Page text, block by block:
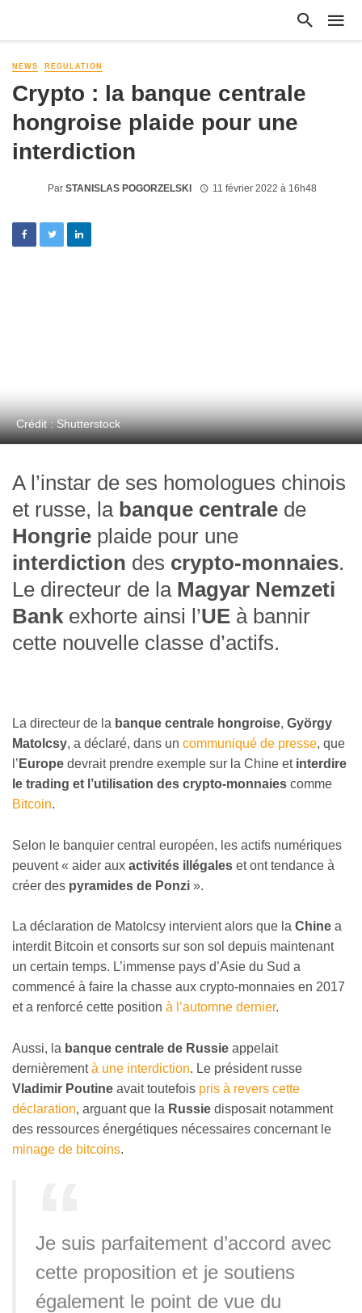
NEWS REGULATION
Crypto : la banque centrale
hongroise plaide pour une
interdiction
Par STANISLAS POGORZELSKI 11 février 2022 à 16h48
Crédit : Shutterstock
A l’instar de ses homologues chinois
et russe, labanque centrale de
Hongrie plaide pour une
interdiction des crypto-monnaies.
Le directeur de la Magyar Nemzeti
Bank exhorte ainsi l’UE à bannir
cette nouvelle classe d’actifs.
La directeur de la banque centrale hongroise, György
Matolcsy, a déclaré, dans un communiqué de presse, que
l’ Europe devrait prendre exemple sur la Chine et interdire
le trading et l’utilisation des crypto-monnaies comme
Bitcoin.
Selon le banquier central européen, les actifs numériques
peuvent « aider aux activités illégales et ont tendance à
créer des pyramides de Ponzi ».
La déclaration de Matolcsy intervient alors que la Chine a
interdit Bitcoin et consorts sur son sol depuis maintenant
un certain temps. L’immense pays d’Asie du Sud a
commencé à faire la chasse aux crypto-monnaies en 2017
et a renforcé cette position à l’automne dernier.
Aussi, la banque centrale de Russie appelait
dernièrementà une interdiction. Le président russe
Vladimir Poutine avait toutefois pris à revers cette
déclaration, arguant que la Russie disposait notamment
des ressources énergétiques nécessaires concernant le
minage de bitcoins.
Je suis parfaitement d’accord avec
cette proposition et je soutiens
également le point de vue du